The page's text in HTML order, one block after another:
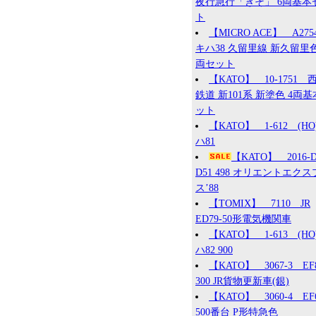
ト
【MICRO ACE】
キハ38 久留里線 新久留里
両セット
【KATO】 10-1751
鉄道 新101系 新塗色 4両基
ット
【KATO】 1-612
ハ81
【KATO】
D51 498 オリエントエクス
ス’88
【TOMIX】 7110 JR
ED79-50形電気機関車
【KATO】 1-613
ハ82 900
【KATO】 3067-3
300 JR貨物更新車(銀)
【KATO】 3060-4
500番台 P形特急色